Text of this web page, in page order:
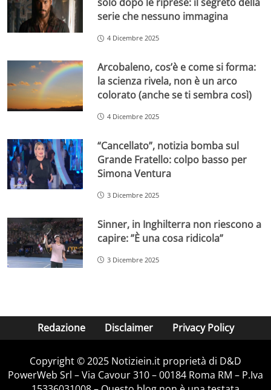
serie che nessuno immagina
4 Dicembre 2025
Arcobaleno, cos’è e come si forma:
la scienza rivela, non è un arco
colorato (anche se ti sembra così)
4 Dicembre 2025
“Cancellato”, notizia bomba sul
Grande Fratello: colpo basso per
Simona Ventura
3 Dicembre 2025
Sinner, in Inghilterra non riescono a
capire: ”È una cosa ridicola”
3 Dicembre 2025
Redazione Disclaimer Privacy Policy
Copyright © 2025 Notiziein.it proprietà di D&D
PowerWeb Srl – Via Cavour 310 – 00184 Roma RM – P.Iva